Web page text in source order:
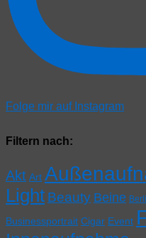
Folge mir auf Instagram
Filtern nach:
Akt Art
Light Beauty Beine
Businessportrait Cigar Event